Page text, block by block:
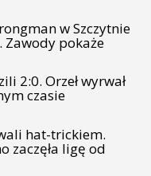
w Szczytnie
pokaże
2:0. Orzeł wyrwał
czasie
hat-trickiem.
zaczęła ligę od